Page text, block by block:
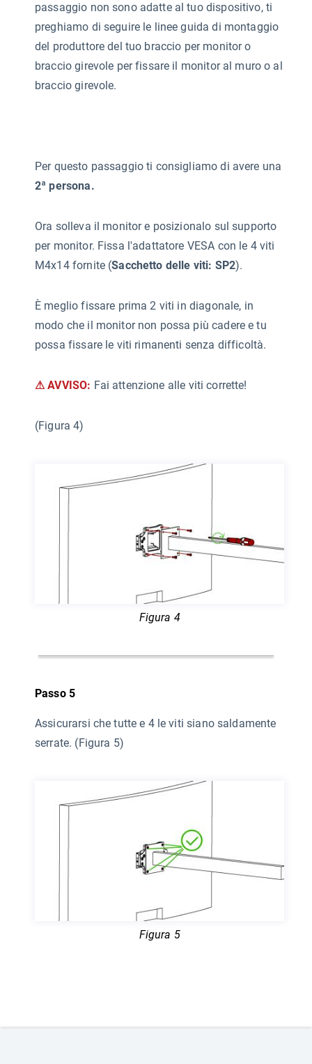
passaggio non sono adatte al tuo dispositivo, ti
preghiamo di seguire le linee guida di montaggio
del produttore del tuo braccio per monitor o
braccio girevole per fissare il monitor al muro o al
braccio girevole.
Per questo passaggio ti consigliamo di avere una
2ª persona.
Ora solleva il monitor e posizionalo sul supporto
per monitor. Fissa l'adattatore VESA con le 4 viti
M4x14 fornite (Sacchetto delle viti: SP2).
È meglio fissare prima 2 viti in diagonale, in
modo che il monitor non possa più cadere e tu
possa fissare le viti rimanenti senza difficoltà.
⚠ AVVISO: Fai attenzione alle viti corrette!
(Figura 4)
Figura 4
Passo 5
Assicurarsi che tutte e 4 le viti siano saldamente
serrate. (Figura 5)
Figura 5